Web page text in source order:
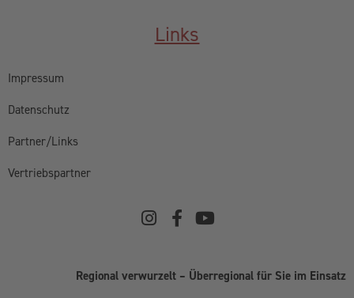
Links
Impressum
Datenschutz
Partner/Links
Vertriebspartner
Regional verwurzelt – Überregional für Sie im Einsatz